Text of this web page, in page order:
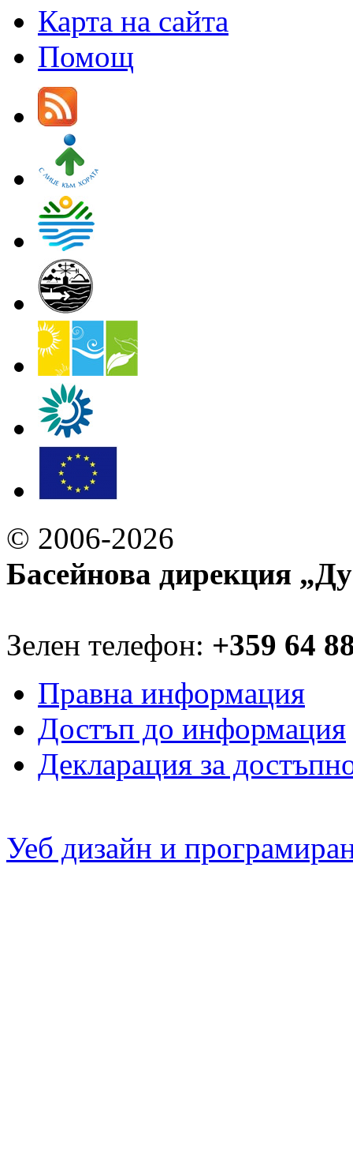
Карта на сайта
Помощ
© 2006-2026
Басейнова дирекция
Зелен телефон: +359 64
Правна информация
Достъп до информация
Декларация за
Уеб дизайн и